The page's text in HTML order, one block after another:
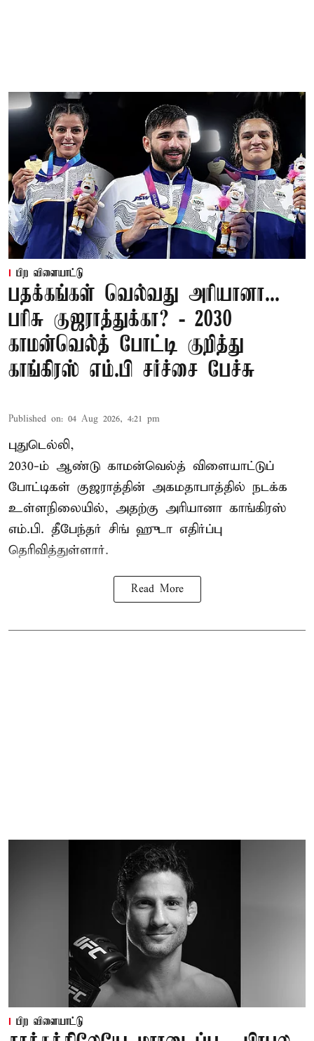
பிற விளையாட்டு
பதக்கங்கள் வெல்வது அரியானா...
பரிசு குஜராத்துக்கா? - 2030
காமன்வெல்த் போட்டி குறித்து
காங்கிரஸ் எம்.பி சர்ச்சை பேச்சு
Published on: 04 Aug 2026, 4:21 pm
புதுடெல்லி,
2030-ம் ஆண்டு காமன்வெல்த் விளையாட்டுப்
போட்டிகள் குஜராத்தின் அகமதாபாத்தில் நடக்க
உள்ளநிலையில், அதற்கு அரியானா காங்கிரஸ்
எம்.பி. தீபேந்தர் சிங் ஹுடா எதிர்ப்பு
தெரிவித்துள்ளார்.
Read More
பிற விளையாட்டு